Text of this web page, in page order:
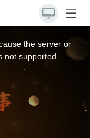
the server or
not supported.